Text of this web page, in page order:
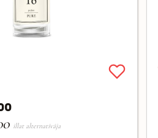
illat alternatívája